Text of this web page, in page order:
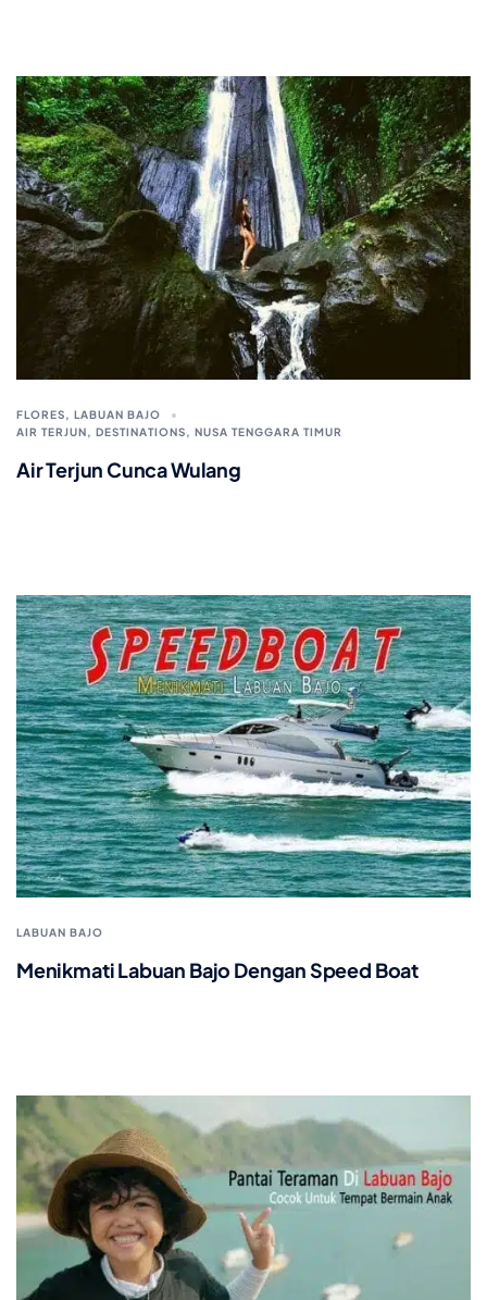
FLORES, LABUAN BAJO
AIR TERJUN, DESTINATIONS, NUSA TENGGARA TIMUR
Air Terjun Cunca Wulang
LABUAN BAJO
Menikmati Labuan Bajo Dengan Speed Boat